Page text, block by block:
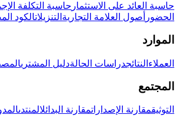
حاسبة العائد على الاستثمار حاسبة التكلفة
الحضور أصول العلامة التجارية التنزيلاتالكود
الموارد
العملاء النتائجدراسات الحالةدليل المشتري
المجتمع
التوثيقمقارنة الإصداراتمقارنة البدائلالمنتدى